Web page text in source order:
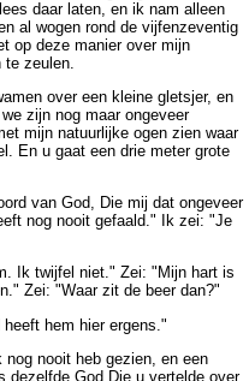
daar laten, en ik nam alleen
al wogen rond de vijfenzeventig
op deze manier over mijn
zeulen.
over een kleine gletsjer, en
zijn nog maar ongeveer
mijn natuurlijke ogen zien waar
En u gaat een drie meter grote
van God, Die mij dat ongeveer
nog nooit gefaald." Ik zei: "Je
Ik twijfel niet." Zei: "Mijn hart is
Zei: "Waar zit de beer dan?"
hem hier ergens."
nooit heb gezien, en een
dezelfde God Die u vertelde over